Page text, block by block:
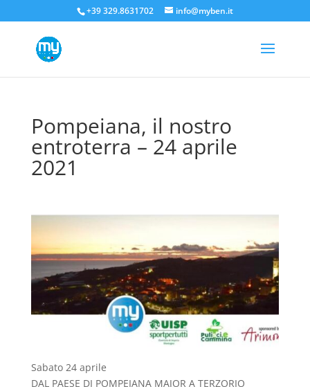
+39 329.8631702 info@myben.it
Pompeiana, il nostro
entroterra – 24 aprile
2021
Sabato 24 aprile
DAL PAESE DI POMPEIANA MAJOR A TERZORIO